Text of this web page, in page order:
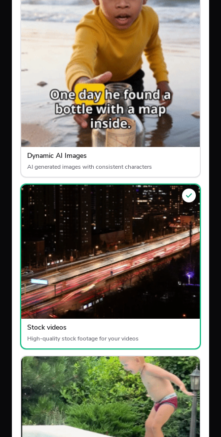
Dynamic AI Images
AI generated images with consistent characters
Stock videos
High-quality stock footage for your videos